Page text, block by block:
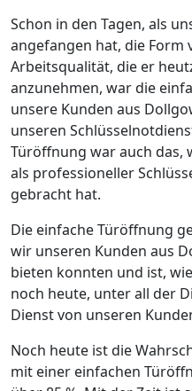
Schon in den Tagen, als
angefangen hat, die
Arbeitsqualität, die er
anzunehmen, war die
unsere Kunden aus
unseren
Türöffnung war auch das,
als professioneller
gebracht hat.
Die einfache Türöffnung
wir unseren Kunden aus
bieten konnten und ist,
noch heute, unter all der
Dienst von unseren
Noch heute ist die
mit einer einfachen